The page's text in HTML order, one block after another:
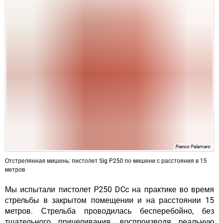
Franco Palamaro
Отстрелянная мишень: пистолет Sig P250 по мишени с расстояния в 15
метров
Мы испытали пистолет P250 DCc на практике во время
стрельбы в закрытом помещении и на расстоянии 15
метров. Стрельба проводилась бесперебойно, без